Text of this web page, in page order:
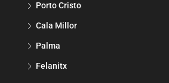
Porto Cristo
Cala Millor
Palma
Felanitx